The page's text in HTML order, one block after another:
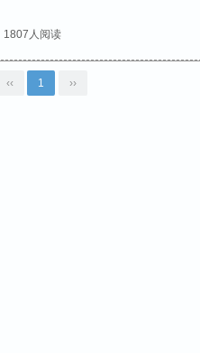
1807人阅读
‹‹ 1 ››